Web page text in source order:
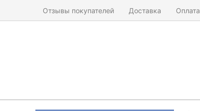
Отзывы покупателей Доставка Оплата